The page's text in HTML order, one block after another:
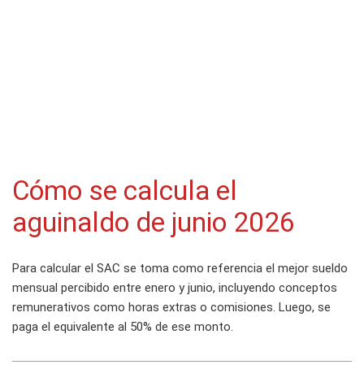
Cómo se calcula el
aguinaldo de junio 2026
Para calcular el SAC se toma como referencia el mejor sueldo
mensual percibido entre enero y junio, incluyendo conceptos
remunerativos como horas extras o comisiones. Luego, se
paga el equivalente al 50% de ese monto.